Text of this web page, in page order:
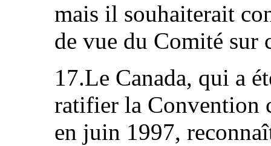
mais il souhaiterait
de vue du Comité sur
17.Le Canada, qui a
ratifier la Convention
en juin 1997,